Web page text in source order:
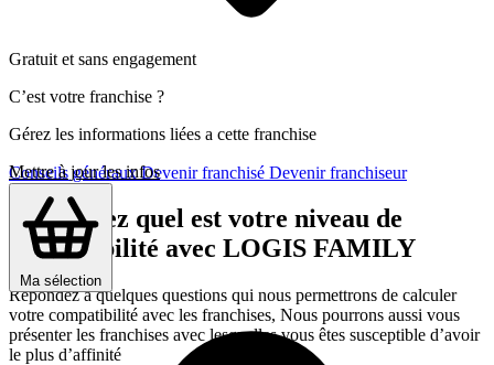
Conseils générauxDevenir franchisé Devenir franchiseur
Ma sélection
Gratuit et sans engagement
C’est votre franchise ?
Gérez les informations liées a cette franchise
Mettre à jour les infos
Découvrez quel est votre niveau de
compatibilité avec LOGIS FAMILY
Répondez a quelques questions qui nous permettrons de calculer
votre compatibilité avec les franchises, Nous pourrons aussi vous
présenter les franchises avec lesquelles vous êtes susceptible d’avoir
le plus d’affinité